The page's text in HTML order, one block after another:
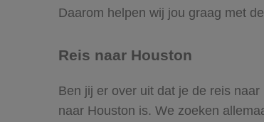
Daarom helpen wij jou graag met
Reis naar Houston
Ben jij er over uit dat je de reis
naar Houston is. We zoeken